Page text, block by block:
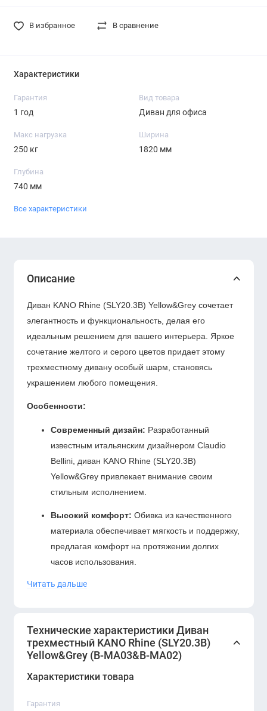
В избранное В сравнение
Характеристики
Гарантия
1 год
Вид товара
Диван для офиса
Макс нагрузка
250 кг
Ширина
1820 мм
Глубина
740 мм
Все характеристики
Описание
Диван KANO Rhine (SLY20.3B) Yellow&Grey сочетает
элегантность и функциональность, делая его
идеальным решением для вашего интерьера. Яркое
сочетание желтого и серого цветов придает этому
трехместному дивану особый шарм, становясь
украшением любого помещения.
Особенности:
Современный дизайн: Разработанный
известным итальянским дизайнером Claudio
Bellini, диван KANO Rhine (SLY20.3B)
Yellow&Grey привлекает внимание своим
стильным исполнением.
Высокий комфорт: Обивка из качественного
материала обеспечивает мягкость и поддержку,
предлагая комфорт на протяжении долгих
часов использования.
Универсальность использования:
функциональность.
Технические характеристики:
Материал обивки:Высококачественная ткань,
Читать дальше
Технические характеристики Диван
трехместный KANO Rhine (SLY20.3B)
Yellow&Grey (B-MA03&B-MA02)
Характеристики товара
Гарантия